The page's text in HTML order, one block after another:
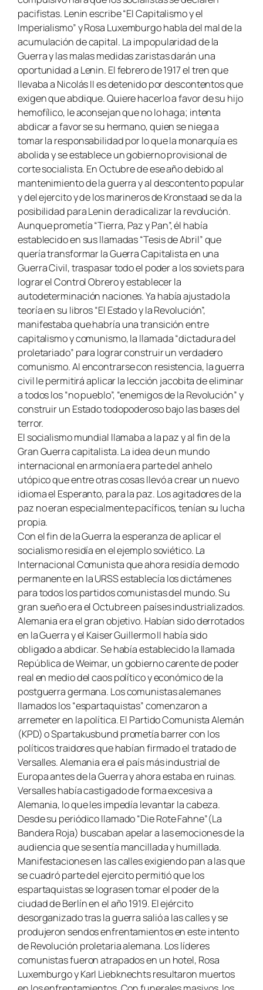
pacifistas. Lenin escribe “El Capitalismo y el
Imperialismo” y Rosa Luxemburgo habla del mal de la
acumulación de capital. La impopularidad de la
Guerra y las malas medidas zaristas darán una
oportunidad a Lenin. El febrero de 1917 el tren que
llevaba a Nicolás II es detenido por descontentos que
exigen que abdique. Quiere hacerlo a favor de su hijo
hemofílico, le aconsejan que no lo haga; intenta
abdicar a favor se su hermano, quien se niega a
tomar la responsabilidad por lo que la monarquía es
abolida y se establece un gobierno provisional de
corte socialista. En Octubre de ese año debido al
mantenimiento de la guerra y al descontento popular
y del ejercito y de los marineros de Kronstaad se da la
posibilidad para Lenin de radicalizar la revolución.
Aunque prometía “Tierra, Paz y Pan”, él había
establecido en sus llamadas “Tesis de Abril” que
quería transformar la Guerra Capitalista en una
Guerra Civil, traspasar todo el poder a los soviets para
lograr el Control Obrero y establecer la
autodeterminación naciones. Ya había ajustado la
teoría en su libros “El Estado y la Revolución”,
manifestaba que habría una transición entre
capitalismo y comunismo, la llamada “dictadura del
proletariado” para lograr construir un verdadero
comunismo. Al encontrarse con resistencia, la guerra
civil le permitirá aplicar la lección jacobita de eliminar
a todos los “no pueblo”, “enemigos de la Revolución”y
construir un Estado todopoderoso bajo las bases del
terror.
El socialismo mundial llamaba a la paz y al fin de la
Gran Guerra capitalista. La idea de un mundo
internacional en armonía era parte del anhelo
utópico que entre otras cosas llevó a crear un nuevo
idioma el Esperanto, para la paz. Los agitadores de la
paz no eran especialmente pacíficos, tenían su lucha
propia.
Con el fin de la Guerra la esperanza de aplicar el
socialismo residía en el ejemplo soviético. La
Internacional Comunista que ahora residía de modo
permanente en la URSS establecía los dictámenes
para todos los partidos comunistas del mundo. Su
gran sueño era elOctubreen países industrializados.
Alemania era el gran objetivo. Habían sido derrotados
en la Guerra y el Kaiser Guillermo II había sido
obligado a abdicar. Se había establecido la llamada
República de Weimar, un gobierno carente de poder
real en medio del caos político y económico de la
postguerra germana. Los comunistas alemanes
llamados los “espartaquistas” comenzaron a
arremeter en la política. El Partido Comunista Alemán
(KPD) o Spartakusbund prometía barrer con los
políticos traidores que habían firmado el tratado de
Versalles. Alemania era el país más industrial de
Europa antes de la Guerra y ahora estaba en ruinas.
Versalles había castigado de forma excesiva a
Alemania, lo que les impedía levantar la cabeza.
Desde su periódico llamado “Die Rote Fahne”(La
Bandera Roja) buscaban apelar a las emociones de la
audiencia que se sentía mancillada y humillada.
Manifestaciones en las calles exigiendo pan a las que
se cuadró parte del ejercito permitió que los
espartaquistasse lograsen tomar el poder de la
ciudad de Berlín en el año 1919. El ejército
desorganizado tras la guerra salió a las calles y se
produjeron sendos enfrentamientos en este intento
de Revolución proletaria alemana. Los líderes
comunistas fueron atrapados en un hotel, Rosa
Luxemburgo y Karl Liebknechts resultaron muertos